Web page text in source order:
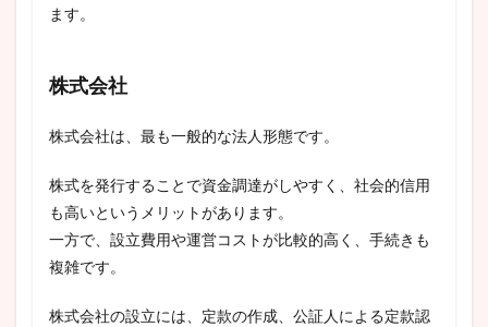
ます。
株式会社
株式会社は、最も一般的な法人形態です。
株式を発行することで資金調達がしやすく、社会的信用
も高いというメリットがあります。
一方で、設立費用や運営コストが比較的高く、手続きも
複雑です。
株式会社の設立には、定款の作成、公証人による定款認